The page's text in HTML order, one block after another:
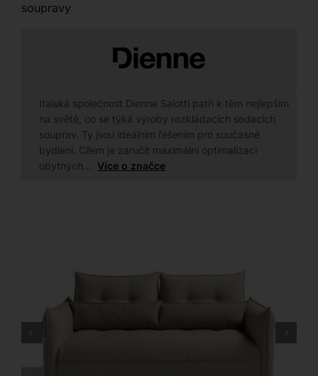
soupravy
Italská společnost Dienne Salotti patří k těm nejlepším
na světě, co se týká výroby rozkládacích sedacích
souprav. Ty jsou ideálním řešením pro současné
bydlení. Cílem je zaručit maximální optimalizaci
obytných… Více o značce